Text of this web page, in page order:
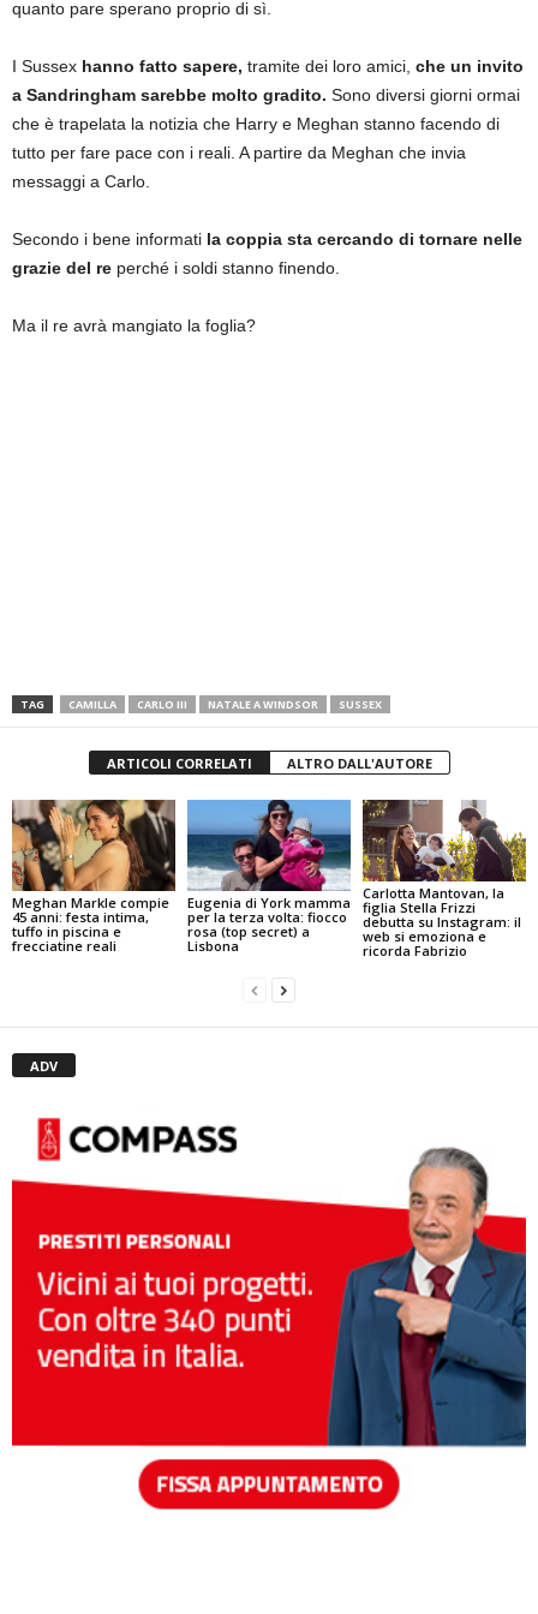
quanto pare sperano proprio di sì.
I Sussex hanno fatto sapere, tramite dei loro amici, che un invito
a Sandringham sarebbe molto gradito. Sono diversi giorni ormai
che è trapelata la notizia che Harry e Meghan stanno facendo di
tutto per fare pace con i reali. A partire da Meghan che invia
messaggi a Carlo.
Secondo i bene informati la coppia sta cercando di tornare nelle
grazie del re perché i soldi stanno finendo.
Ma il re avrà mangiato la foglia?
TAG CAMILLA CARLO III NATALE A WINDSOR SUSSEX
ARTICOLI CORRELATI ALTRO DALL'AUTORE
Meghan Markle compie
45 anni: festa intima,
tuffo in piscina e
frecciatine reali
Eugenia di York mamma
per la terza volta: fiocco
rosa (top secret) a
Lisbona
Carlotta Mantovan, la
figlia Stella Frizzi
debutta su Instagram: il
web si emoziona e
ricorda Fabrizio
ADV